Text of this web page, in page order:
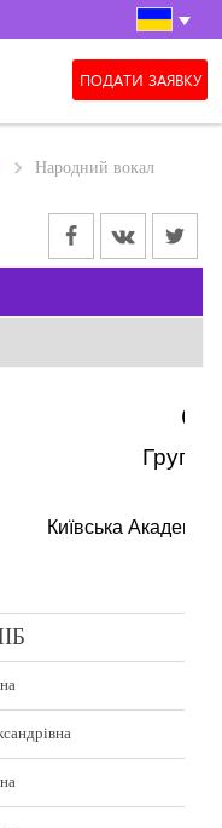
ПОДАТИ ЗАЯВКУ
Народний вокал